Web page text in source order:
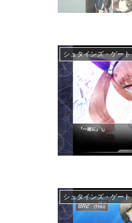
シュタインズ・ゲート
シュタインズ・ゲート